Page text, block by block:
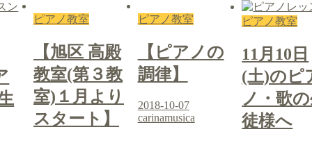
ピアノ教室
【旭区 高殿
教室(第３教
室)１月より
スタート】
ピアノ教室
【ピアノの
調律】
2018-10-07
carinamusica
ピアノ教室
11月10日
(土)のピ
ノ・歌
徒様へ